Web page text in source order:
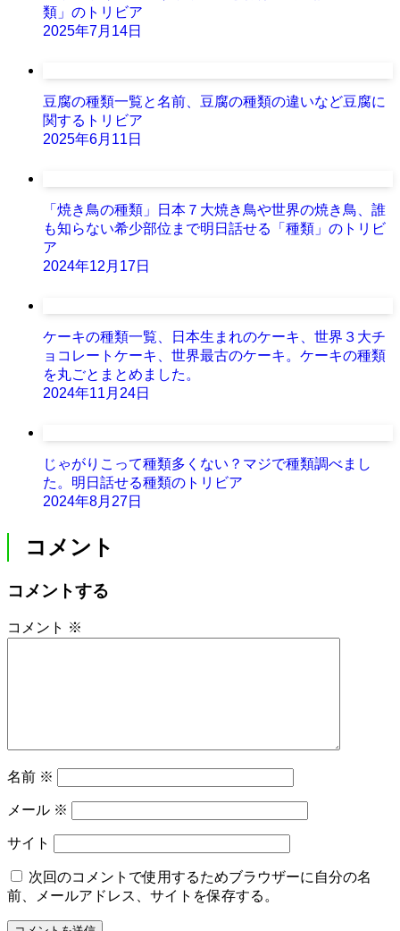
類」のトリビア
2025年7月14日
豆腐の種類一覧と名前、豆腐の種類の違いなど豆腐に
関するトリビア
2025年6月11日
「焼き鳥の種類」日本７大焼き鳥や世界の焼き鳥、誰
も知らない希少部位まで明日話せる「種類」のトリビ
ア
2024年12月17日
ケーキの種類一覧、日本生まれのケーキ、世界３大チ
ョコレートケーキ、世界最古のケーキ。ケーキの種類
を丸ごとまとめました。
2024年11月24日
じゃがりこって種類多くない？マジで種類調べまし
た。明日話せる種類のトリビア
2024年8月27日
コメント
コメントする
コメント ※
名前 ※
メール ※
サイト
次回のコメントで使用するためブラウザーに自分の名
前、メールアドレス、サイトを保存する。